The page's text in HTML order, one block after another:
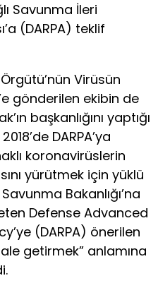
Savunma İleri
(DARPA) teklif
Virüsün
gönderilen ekibin de
başkanlığını yaptığı
DARPA’ya
koronavirüslerin
yürütmek için yüklü
Bakanlığı’na
Defense Advanced
(DARPA) önerilen
getirmek” anlamına